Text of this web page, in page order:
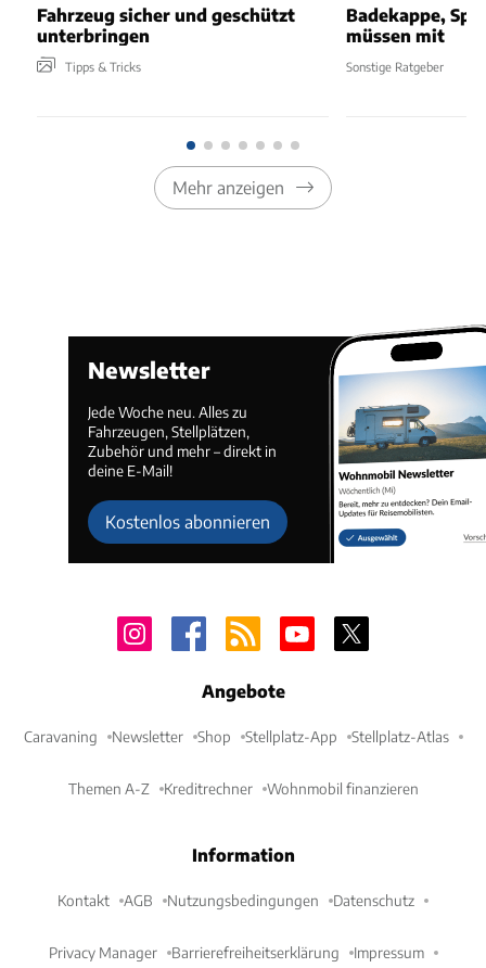
Fahrzeug sicher und geschützt
unterbringen
Tipps & Tricks
Badekappe,
müssen mit
Sonstige Ratgeber
Mehr anzeigen
Newsletter
Jede Woche neu. Alles zu
Fahrzeugen, Stellplätzen,
Zubehör und mehr – direkt in
deine E-Mail!
Kostenlos abonnieren
Angebote
Caravaning Newsletter Shop Stellplatz-App Stellplatz-Atlas
Themen A-Z Kreditrechner Wohnmobil finanzieren
Information
Kontakt AGB Nutzungsbedingungen Datenschutz
Privacy Manager Barrierefreiheitserklärung Impressum